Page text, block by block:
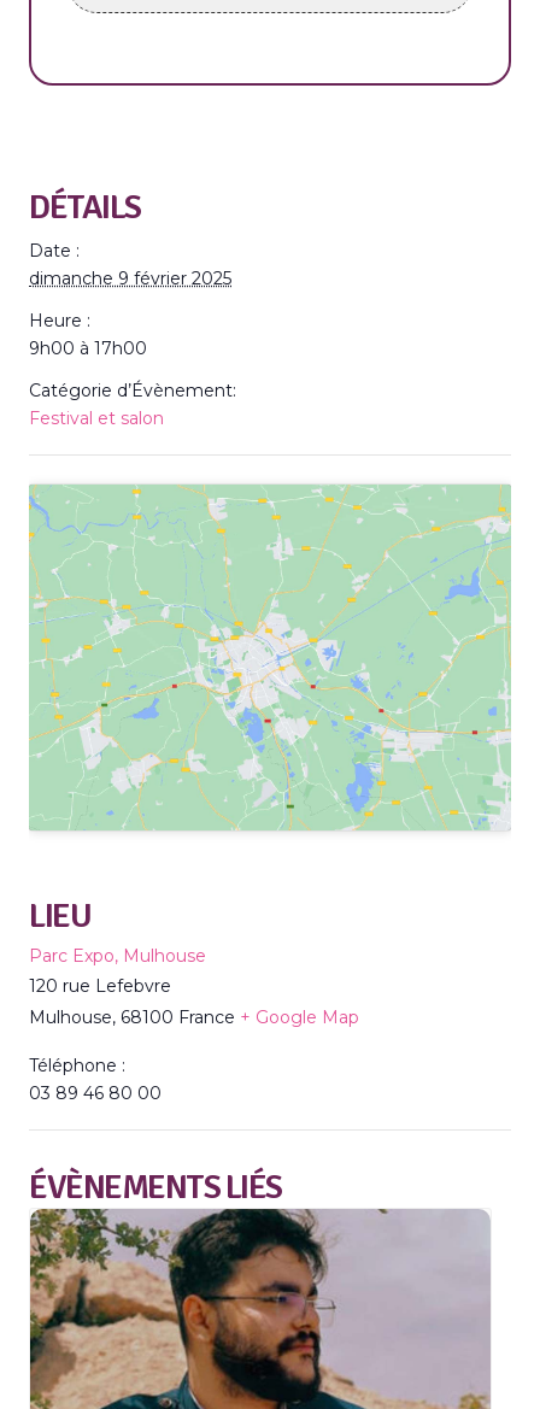
DÉTAILS
Date :
dimanche 9 février 2025
Heure :
9h00 à 17h00
Catégorie d’Évènement:
Festival et salon
LIEU
Parc Expo, Mulhouse
120 rue Lefebvre
Mulhouse, 68100 France + Google Map
Téléphone :
03 89 46 80 00
ÉVÈNEMENTS LIÉS